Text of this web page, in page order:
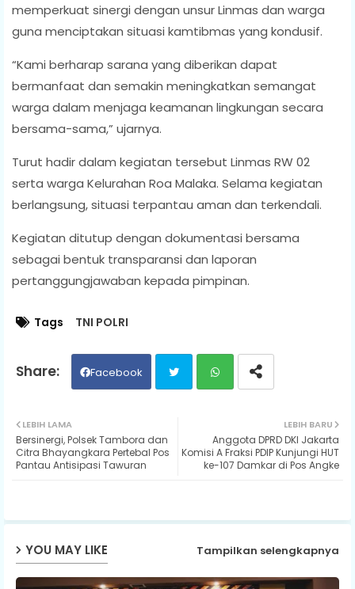
memperkuat sinergi dengan unsur Linmas dan warga
guna menciptakan situasi kamtibmas yang kondusif.
“Kami berharap sarana yang diberikan dapat
bermanfaat dan semakin meningkatkan semangat
warga dalam menjaga keamanan lingkungan secara
bersama-sama,” ujarnya.
Turut hadir dalam kegiatan tersebut Linmas RW 02
serta warga Kelurahan Roa Malaka. Selama kegiatan
berlangsung, situasi terpantau aman dan terkendali.
Kegiatan ditutup dengan dokumentasi bersama
sebagai bentuk transparansi dan laporan
pertanggungjawaban kepada pimpinan.
Tags TNI POLRI
Facebook
ter ats
LEBIH BARU
Anggota DPRD DKI Jakarta
Komisi A Fraksi PDIP Kunjungi HUT
ke-107 Damkar di Pos Angke
LEBIH LAMA
Bersinergi, Polsek Tambora dan
Citra Bhayangkara Pertebal Pos
Pantau Antisipasi Tawuran
YOU MAY LIKE Tampilkan selengkapnya